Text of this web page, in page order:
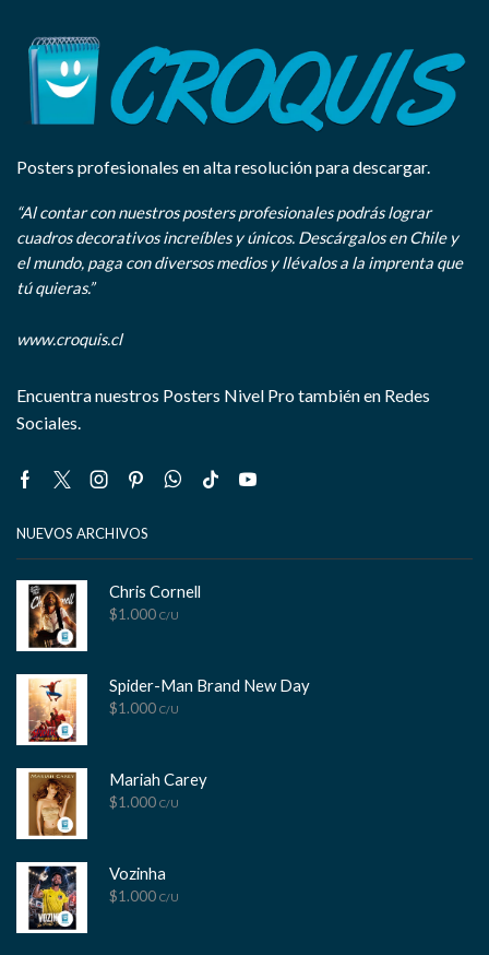
Posters profesionales en alta resolución para descargar.
“Al contar con nuestros posters profesionales podrás lograr
cuadros decorativos increíbles y únicos. Descárgalos en Chile y
el mundo, paga con diversos medios y llévalos a la imprenta que
tú quieras.”
www.croquis.cl
Encuentra nuestros Posters Nivel Pro también en Redes
Sociales.
Facebook
TwitterInstagram
PinterestWhatsapp
Tik- Youtube
NUEVOS ARCHIVOS
Chris Cornell
$1.000 C/U
Spider-Man Brand New Day
$1.000 C/U
Mariah Carey
$1.000 C/U
Vozinha
$1.000 C/U